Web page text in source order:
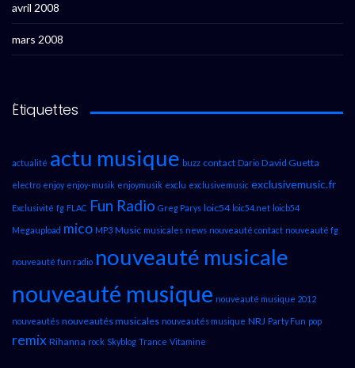
avril 2008
mars 2008
Étiquettes
actualité actu musique buzz contact Dario David Guetta
electro enjoy enjoy-musik enjoymusik exclu exclusivemusic exclusivemusic.fr
Exclusivité fg FLAC Fun Radio Greg Parys loic54 loic54.net loicb54
Megaupload mico MP3 Music musicales news nouveauté contact nouveauté fg
nouveauté fun radio nouveauté musicale
nouveauté musique nouveauté musique 2012
nouveautés nouveautés musicales nouveautés musique NRJ Party Fun pop
remix Rihanna rock Skyblog Trance Vitamine